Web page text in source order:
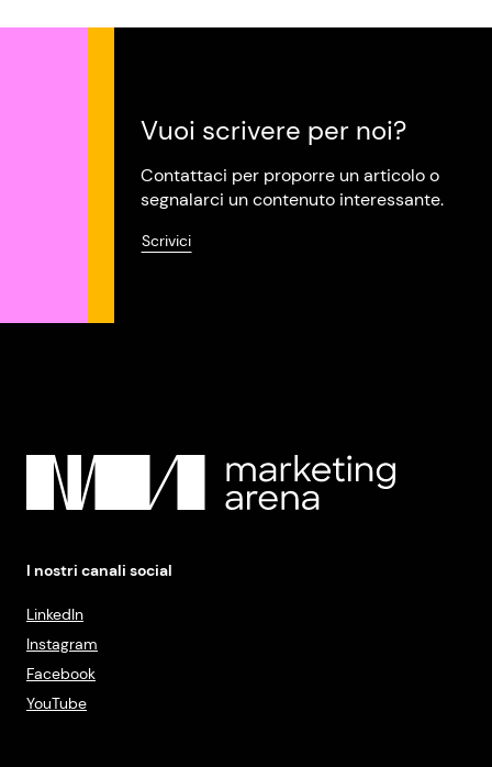
Vuoi scrivere per noi?
Contattaci per proporre un articolo o
segnalarci un contenuto interessante.
Scrivici
I nostri canali social
LinkedIn
Instagram
Facebook
YouTube